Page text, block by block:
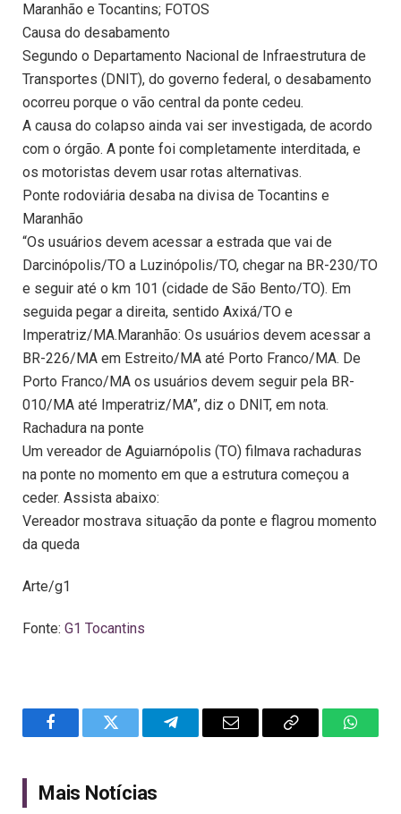
Maranhão e Tocantins; FOTOS
Causa do desabamento
Segundo o Departamento Nacional de Infraestrutura de
Transportes (DNIT), do governo federal, o desabamento
ocorreu porque o vão central da ponte cedeu.
A causa do colapso ainda vai ser investigada, de acordo
com o órgão. A ponte foi completamente interditada, e
os motoristas devem usar rotas alternativas.
Ponte rodoviária desaba na divisa de Tocantins e
Maranhão
“Os usuários devem acessar a estrada que vai de
Darcinópolis/TO a Luzinópolis/TO, chegar na BR-230/TO
e seguir até o km 101 (cidade de São Bento/TO). Em
seguida pegar a direita, sentido Axixá/TO e
Imperatriz/MA.Maranhão: Os usuários devem acessar a
BR-226/MA em Estreito/MA até Porto Franco/MA. De
Porto Franco/MA os usuários devem seguir pela BR-
010/MA até Imperatriz/MA”, diz o DNIT, em nota.
Rachadura na ponte
Um vereador de Aguiarnópolis (TO) filmava rachaduras
na ponte no momento em que a estrutura começou a
ceder. Assista abaixo:
Vereador mostrava situação da ponte e flagrou momento
da queda
Arte/g1
Fonte: G1 Tocantins
FacebookTwitter TelegramEmail
Copy
Mais Notícias